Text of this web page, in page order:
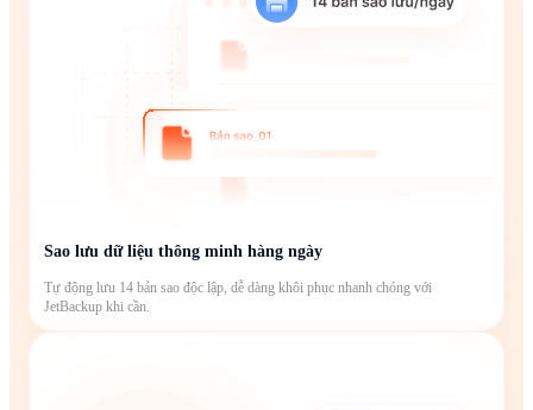
Sao lưu dữ liệu thông minh hàng ngày
Tự động lưu 14 bản sao độc lập, dễ dàng khôi phục nhanh chóng với
JetBackup khi cần.